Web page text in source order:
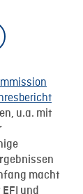
u.a. mit
macht
und